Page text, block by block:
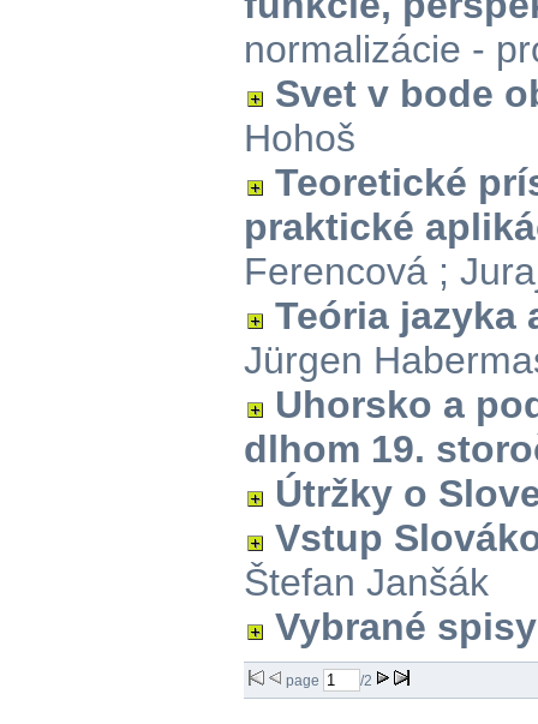
normalizácie -
Svet v bode
Hohoš
Teoretické
praktické
Ferencová ;
Teória jazyka
Jürgen
Uhorsko a
dlhom 19.
Útržky o
Vstup
Štefan Janšák
Vybrané spisy
page /2